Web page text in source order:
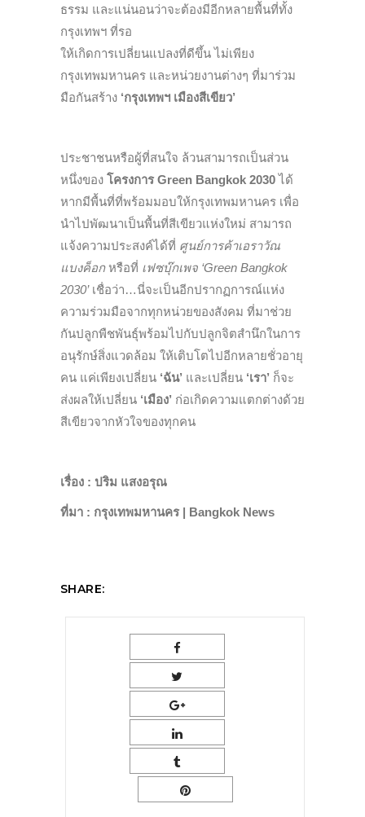
ธรรม และแน่นอนว่าจะต้องมีอีกหลายพื้นที่ทั้ง
กรุงเทพฯ ที่รอ
ให้เกิดการเปลี่ยนแปลงที่ดีขึ้น ไม่เพียง
กรุงเทพมหานคร และหน่วยงานต่างๆ ที่มาร่วม
มือกันสร้าง ‘กรุงเทพฯ เมืองสีเขียว’
ประชาชนหรือผู้ที่สนใจ ล้วนสามารถเป็นส่วน
หนึ่งของ โครงการ Green Bangkok 2030ได้
หากมีพื้นที่ที่พร้อมมอบให้กรุงเทพมหานคร เพื่อ
นำไปพัฒนาเป็นพื้นที่สีเขียวแห่งใหม่ สามารถ
แจ้งความประสงค์ได้ที่ ศูนย์การค้าเอราวัณ
แบงค็อกหรือที่ เฟซบุ๊กเพจ ‘Green Bangkok
2030’เชื่อว่า…นี่จะเป็นอีกปรากฏการณ์แห่ง
ความร่วมมือจากทุกหน่วยของสังคม ที่มาช่วย
กันปลูกพืชพันธุ์พร้อมไปกับปลูกจิตสำนึกในการ
อนุรักษ์สิ่งแวดล้อม ให้เติบโตไปอีกหลายชั่วอายุ
คน แค่เพียงเปลี่ยน ‘ฉัน’ และเปลี่ยน ‘เรา’ ก็จะ
ส่งผลให้เปลี่ยน ‘เมือง’ ก่อเกิดความแตกต่างด้วย
สีเขียวจากหัวใจของทุกคน
เรื่อง : ปริม แสงอรุณ
ที่มา : กรุงเทพมหานคร | Bangkok News
SHARE: